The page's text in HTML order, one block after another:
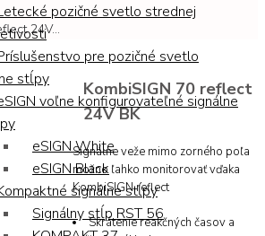
pozičné svetlo strednej
pre pozičné svetlo
stĺpy
voľne konfigurovateľné signálne
eSIGN White
eSIGN Black
signálne stĺpy
Signálny stĺp RST 56
24V...
KombiSIGN 70 reflect
24V BK
Signálne veže mimo zorného poľa
možno ľahko monitorovať vďaka
KombiSIGN reflect
Skrátenie reakčných časov a